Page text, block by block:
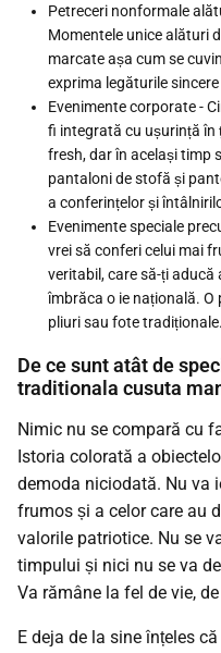
Petreceri nonformale
Momentele unice alături
marcate așa cum se
exprima legăturile
Evenimente corporate -
fi integrată cu ușurință în
fresh, dar în același timp
pantaloni de stofă și
a conferințelor și
Evenimente speciale
vrei să conferi celui mai
veritabil, care să-ți aducă
îmbrăca o ie națională. O
pliuri sau fote tradiționale.
De ce sunt atât de
traditionala cusuta
Nimic nu se compară cu
Istoria colorată a
demoda niciodată. Nu va
frumos și a celor care au
valorile patriotice. Nu se
timpului și nici nu se va
Va rămâne la fel de vie,
E deja de la sine înțeles